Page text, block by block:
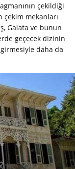
çekildiği
çekim mekanları
Galata ve bunun
geçecek dizinin
daha da